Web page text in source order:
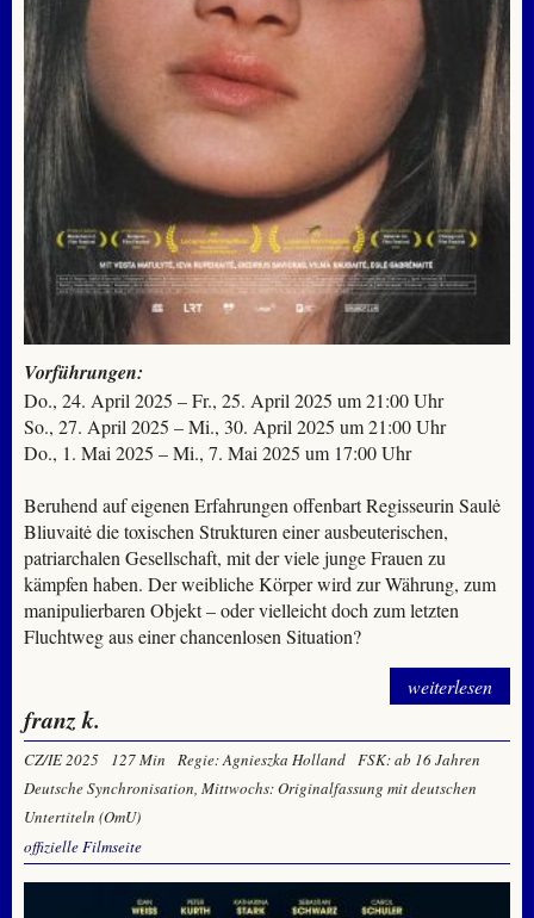
Vorführungen:
Do., 24. April 2025 – Fr., 25. April 2025 um 21:00 Uhr
So., 27. April 2025 – Mi., 30. April 2025 um 21:00 Uhr
Do., 1. Mai 2025 – Mi., 7. Mai 2025 um 17:00 Uhr
Beruhend auf eigenen Erfahrungen offenbart Regisseurin Saulė
Bliuvaitė die toxischen Strukturen einer ausbeuterischen,
patriarchalen Gesellschaft, mit der viele junge Frauen zu
kämpfen haben. Der weibliche Körper wird zur Währung, zum
manipulierbaren Objekt – oder vielleicht doch zum letzten
Fluchtweg aus einer chancenlosen Situation?
weiterlesen
franz k.
CZ/IE 2025 127 Min Regie: Agnieszka Holland FSK: ab 16 Jahren
Deutsche Synchronisation, Mittwochs: Originalfassung mit deutschen
Untertiteln (OmU)
offizielle Filmseite